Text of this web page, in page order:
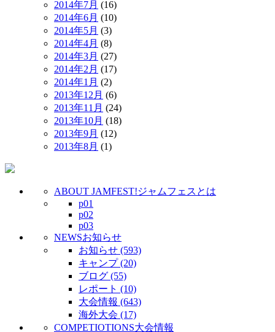
2014年7月 (16)
2014年6月 (10)
2014年5月 (3)
2014年4月 (8)
2014年3月 (27)
2014年2月 (17)
2014年1月 (2)
2013年12月 (6)
2013年11月 (24)
2013年10月 (18)
2013年9月 (12)
2013年8月 (1)
ABOUT JAMFEST!ジャムフェスとは
p01
p02
p03
NEWSお知らせ
お知らせ (593)
キャンプ (20)
ブログ (55)
レポート (10)
大会情報 (643)
海外大会 (17)
COMPETIOTIONS大会情報